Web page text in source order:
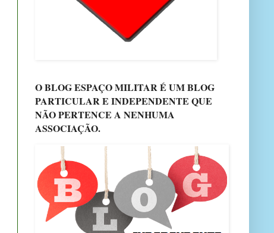
O BLOG ESPAÇO MILITAR É UM BLOG
PARTICULAR E INDEPENDENTE QUE
NÃO PERTENCE A NENHUMA
ASSOCIAÇÃO.